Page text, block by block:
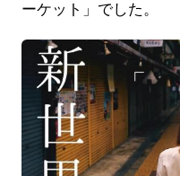
ーケット」でした。